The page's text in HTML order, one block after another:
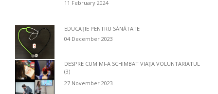
11 February 2024
EDUCAȚIE PENTRU SĂNĂTATE
04 December 2023
DESPRE CUM MI-A SCHIMBAT VIAȚA VOLUNTARIATUL
(3)
27 November 2023